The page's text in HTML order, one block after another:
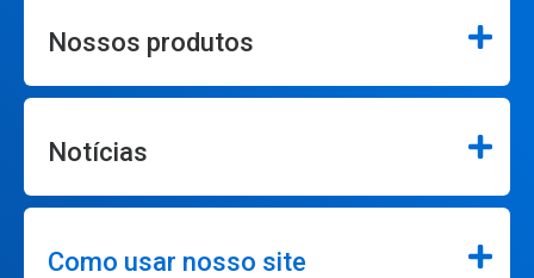
Nossos produtos
Notícias
Como usar nosso site